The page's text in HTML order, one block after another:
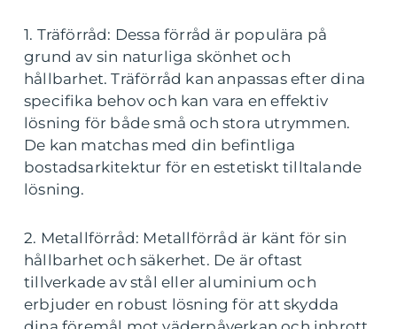
1. Träförråd: Dessa förråd är populära på
grund av sin naturliga skönhet och
hållbarhet. Träförråd kan anpassas efter dina
specifika behov och kan vara en effektiv
lösning för både små och stora utrymmen.
De kan matchas med din befintliga
bostadsarkitektur för en estetiskt tilltalande
lösning.
2. Metallförråd: Metallförråd är känt för sin
hållbarhet och säkerhet. De är oftast
tillverkade av stål eller aluminium och
erbjuder en robust lösning för att skydda